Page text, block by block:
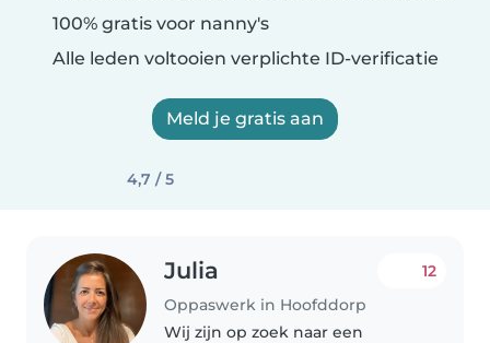
100% gratis voor nanny's
Alle leden voltooien verplichte ID-verificatie
Meld je gratis aan
4,7 / 5
Julia
Oppaswerk in Hoofddorp
12
Wij zijn op zoek naar een